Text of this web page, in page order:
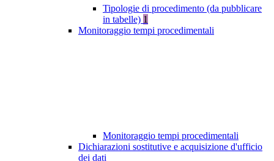
Tipologie di procedimento (da pubblicare
in tabelle) 1
Monitoraggio tempi procedimentali
Monitoraggio tempi procedimentali
Dichiarazioni sostitutive e acquisizione d'ufficio
dei dati